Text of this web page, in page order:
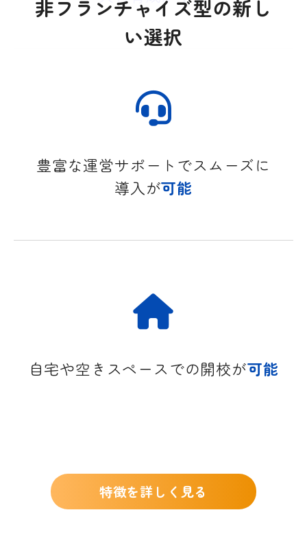
非フランチャイズ型の新し
い選択
豊富な運営サポートでスムーズに
導入が可能
自宅や空きスペースでの開校が可能
特徴を詳しく見る